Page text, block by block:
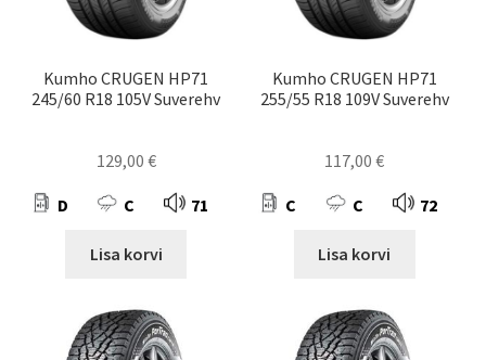
Kumho CRUGEN HP71
245/60 R18 105V Suverehv
129,00 €
D C 71
Lisa korvi
Kumho CRUGEN HP71
255/55 R18 109V Suverehv
117,00€
C C 72
Lisa korvi